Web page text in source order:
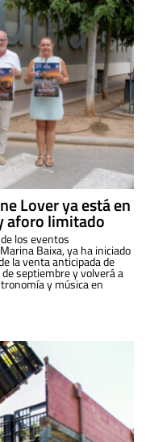
Lover ya está en
aforo limitado
los eventos
Baixa, ya ha iniciado
la venta anticipada de
septiembre y volverá a
y música en